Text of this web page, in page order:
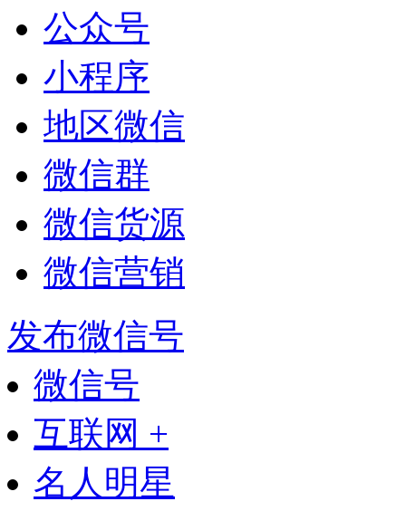
公众号
小程序
地区微信
微信群
微信货源
微信营销
发布微信号
微信号
互联网 +
名人明星